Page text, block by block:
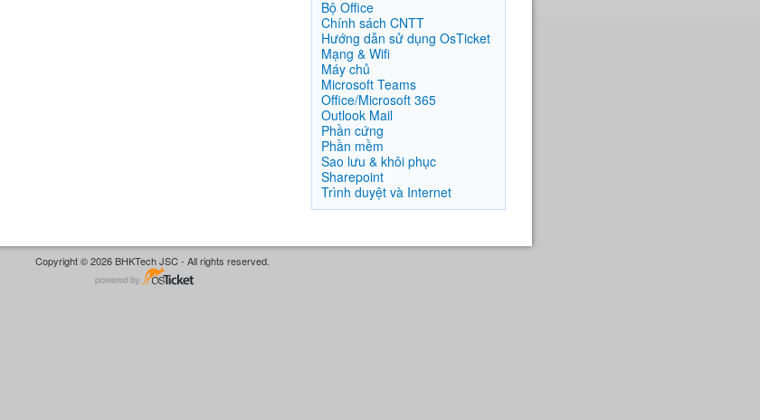
Bộ Office
Chính sách CNTT
Hướng dẫn sử dụng OsTicket
Mạng & Wifi
Máy chủ
Microsoft Teams
Office/Microsoft 365
Outlook Mail
Phần cứng
Phần mềm
Sao lưu & khôi phục
Sharepoint
Trình duyệt và Internet
Copyright © 2026 BHKTech JSC - All rights reserved.